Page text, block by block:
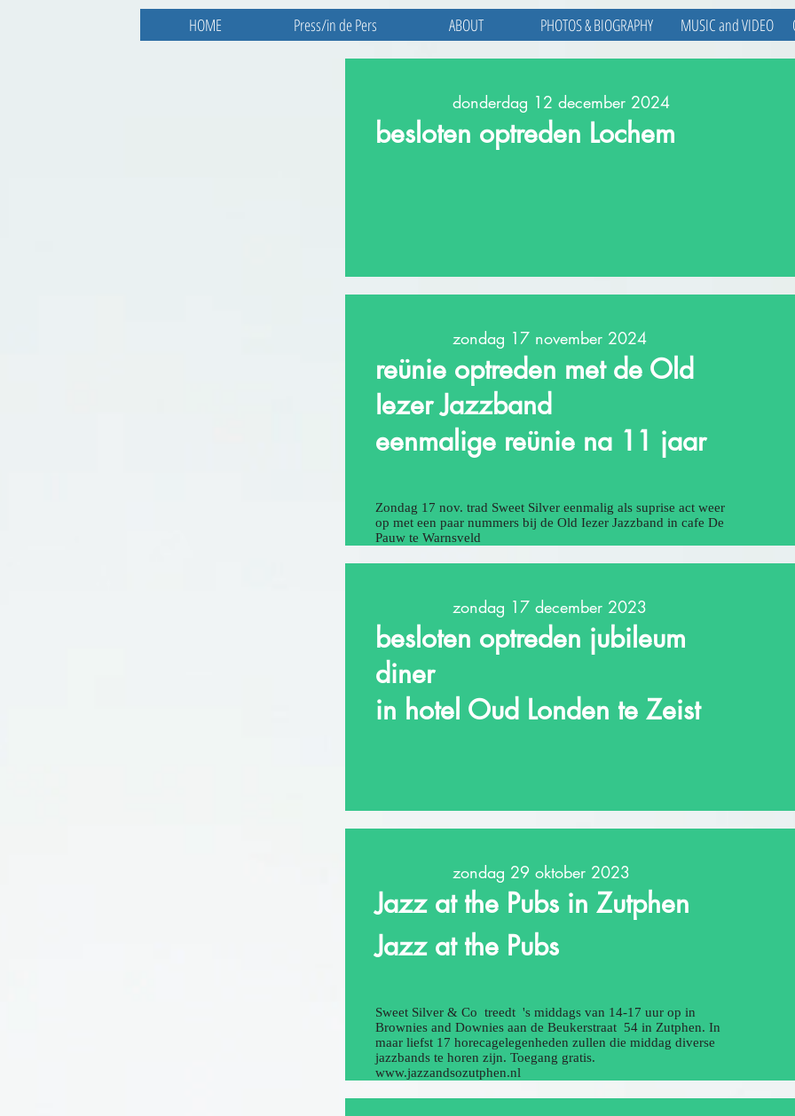
HOME Press/in de Pers ABOUT PHOTOS & BIOGRAPHY MUSIC and VIDEO
donderdag 12 december 2024
besloten optreden Lochem
zondag 17 november 2024
reünie optreden met de Old
Iezer Jazzband
eenmalige reünie na 11 jaar
Zondag 17 nov. trad Sweet Silver eenmalig als suprise act weer
op met een paar nummers bij de Old Iezer Jazzband in cafe De
Pauw te Warnsveld
zondag 17 december 2023
besloten optreden jubileum
diner
in hotel Oud Londen te Zeist
zondag 29 oktober 2023
Jazz at the Pubs in Zutphen
Jazz at the Pubs
Sweet Silver & Co treedt 's middags van 14-17 uur op in
Brownies and Downies aan de Beukerstraat 54 in Zutphen. In
maar liefst 17 horecagelegenheden zullen die middag diverse
jazzbands te horen zijn. Toegang gratis.
www.jazzandsozutphen.nl